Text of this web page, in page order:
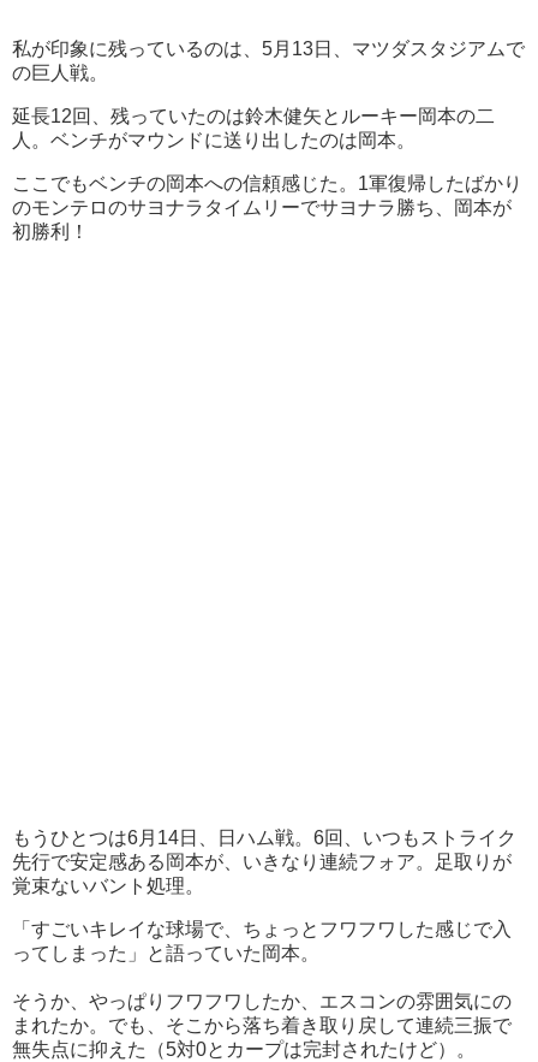
私が印象に残っているのは、5月13日、マツダスタジアムで
の巨人戦。
延長12回、残っていたのは鈴木健矢とルーキー岡本の二
人。ベンチがマウンドに送り出したのは岡本。
ここでもベンチの岡本への信頼感じた。1軍復帰したばかり
のモンテロのサヨナラタイムリーでサヨナラ勝ち、岡本が
初勝利！
もうひとつは6月14日、日ハム戦。 6回、いつもストライク
先行で安定感ある岡本が、いきなり連続フォア。足取りが
覚束ないバント処理。
「すごいキレイな球場で、ちょっとフワフワした感じで入
ってしまった」と語っていた岡本。
そうか、やっぱりフワフワしたか、エスコンの雰囲気にの
まれたか。でも、そこから落ち着き取り戻して連続三振で
無失点に抑えた（5対0とカープは完封されたけど）。